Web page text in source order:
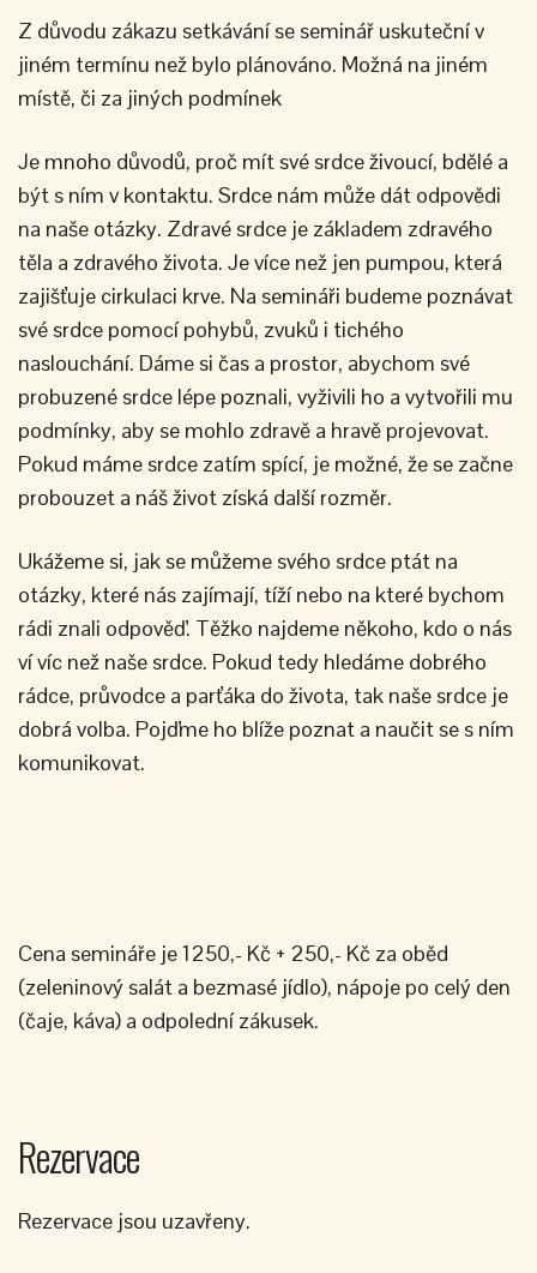
Z důvodu zákazu setkávání se seminář uskuteční v
jiném termínu než bylo plánováno. Možná na jiném
místě, či za jiných podmínek
Je mnoho důvodů, proč mít své srdce živoucí, bdělé a
být s ním v kontaktu. Srdce nám může dát odpovědi
na naše otázky. Zdravé srdce je základem zdravého
těla a zdravého života. Je více než jen pumpou, která
zajišťuje cirkulaci krve. Na semináři budeme poznávat
své srdce pomocí pohybů, zvuků i tichého
naslouchání. Dáme si čas a prostor, abychom své
probuzené srdce lépe poznali, vyživili ho a vytvořili mu
podmínky, aby se mohlo zdravě a hravě projevovat.
Pokud máme srdce zatím spící, je možné, že se začne
probouzet a náš život získá další rozměr.
Ukážeme si, jak se můžeme svého srdce ptát na
otázky, které nás zajímají, tíží nebo na které bychom
rádi znali odpověď. Těžko najdeme někoho, kdo o nás
ví víc než naše srdce. Pokud tedy hledáme dobrého
rádce, průvodce a parťáka do života, tak naše srdce je
dobrá volba. Pojďme ho blíže poznat a naučit se s ním
komunikovat.
Cena semináře je 1250,- Kč + 250,- Kč za oběd
(zeleninový salát a bezmasé jídlo), nápoje po celý den
(čaje, káva) a odpolední zákusek.
Rezervace
Rezervace jsou uzavřeny.